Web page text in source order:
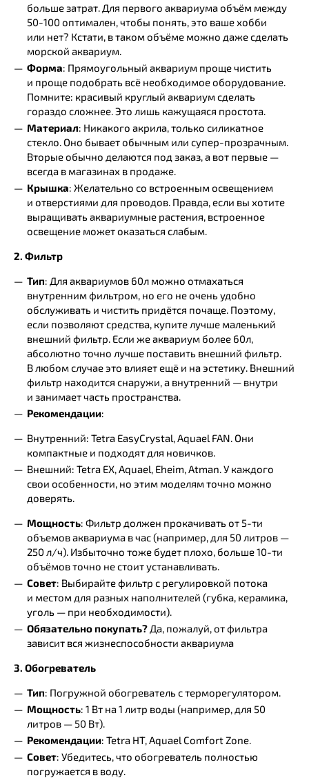
больше затрат. Для первого аквариума объём между
50-100 оптимален, чтобы понять, это ваше хобби
или нет? Кстати, в таком объёме можно даже сделать
морской аквариум.
Форма: Прямоугольный аквариум проще чистить
и проще подобрать всё необходимое оборудование.
Помните: красивый круглый аквариум сделать
гораздо сложнее. Это лишь кажущаяся простота.
Материал: Никакого акрила, только силикатное
стекло. Оно бывает обычным или супер-прозрачным.
Вторые обычно делаются под заказ, а вот первые —
всегда в магазинах в продаже.
Крышка: Желательно со встроенным освещением
и отверстиями для проводов. Правда, если вы хотите
выращивать аквариумные растения, встроенное
освещение может оказаться слабым.
2. Фильтр
Тип: Для аквариумов 60л можно отмахаться
внутренним фильтром, но его не очень удобно
обслуживать и чистить придётся почаще. Поэтому,
если позволяют средства, купите лучше маленький
внешний фильтр. Если же аквариум более 60л,
абсолютно точно лучше поставить внешний фильтр.
В любом случае это влияет ещё и на эстетику. Внешний
фильтр находится снаружи, а внутренний — внутри
и занимает часть пространства.
Рекомендации:
Внутренний: Tetra EasyCrystal, Aquael FAN. Они
компактные и подходят для новичков.
Внешний: Tetra EX, Aquael, Eheim, Atman. У каждого
свои особенности, но этим моделям точно можно
доверять.
Мощность: Фильтр должен прокачивать от 5-ти
объемов аквариума в час (например, для 50 литров —
250 л/ч). Избыточно тоже будет плохо, больше 10-ти
объёмов точно не стоит устанавливать.
Совет: Выбирайте фильтр с регулировкой потока
и местом для разных наполнителей (губка, керамика,
уголь — при необходимости).
Обязательно покупать? Да, пожалуй, от фильтра
зависит вся жизнеспособности аквариума
3. Обогреватель
Тип: Погружной обогреватель с терморегулятором.
Мощность: 1 Вт на 1 литр воды (например, для 50
литров — 50 Вт).
Рекомендации: Tetra HT, Aquael Comfort Zone.
Совет: Убедитесь, что обогреватель полностью
погружается в воду.